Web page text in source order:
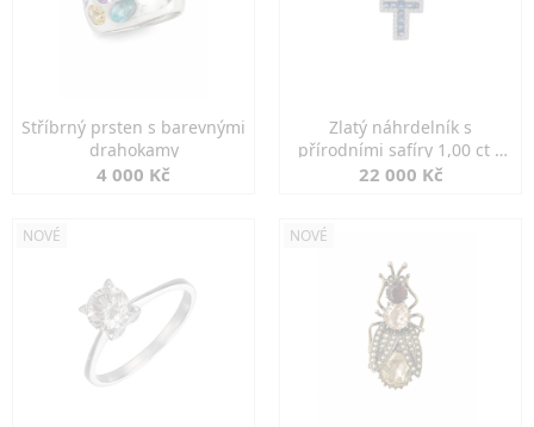
Stříbrný prsten s barevnými
drahokamy
4 000 Kč
Zlatý náhrdelník s
přírodními safíry 1,00 ct a
diamanty
22 000 Kč
NOVÉ NOVÉ